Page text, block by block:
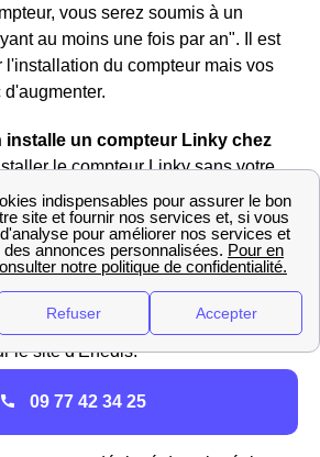
vous serez soumis à un
au moins une fois par an". Il est
l'installation du compteur mais vos
installe un compteur Linky chez
le compteur Linky sans votre
l'on peut accéder à celui-ci sans
Si vous ne voulez pas que
chez vous, faites le savoir en
recommandée avec accusé de
un mois avant la date prévue pour la
Les dates de pose pour Bourguébus
le site d'Enedis.
sur Linky pour les
09 77 42 34 25